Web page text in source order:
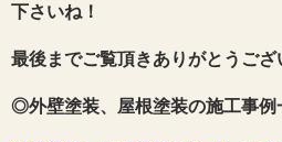
下さいね！
最後までご覧頂きありがとうござ
◎外壁塗装、屋根塗装の施工事例